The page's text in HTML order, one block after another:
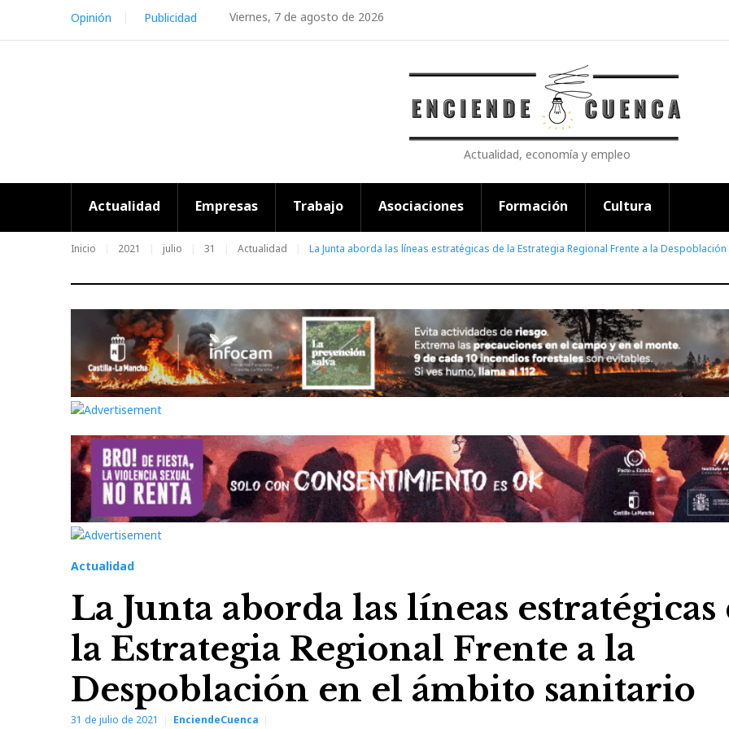
content
Viernes, 7 de agosto de 2026
Opinión Publicidad
Actualidad, economía y empleo
Actualidad Empresas Trabajo Asociaciones Formación Cultura
Inicio 2021 julio 31 Actualidad La Junta aborda las líneas estratégicas de la Estrategia Regional Frente a la
Actualidad
La Junta aborda las líneas estratégicas
la Estrategia Regional Frente a la
Despoblación en el ámbito sanitario
31 de julio de 2021 EnciendeCuenca